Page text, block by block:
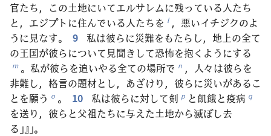
官たち，この土地にいてエルサレムに残っている人たち
と，エジプトに住んでいる人たちを l ，悪いイチジクのよ
うに見なす。
9
私は彼らに災難をもたらし，地上の全て
の王国が彼らについて見聞きして恐怖を抱くようにする
m 。私が彼らを追いやる全ての場所で n ，人々は彼らを
非難し，格言の題材とし，あざけり，彼らに災いがあるこ
とを願う o 。 10 私は彼らに対して剣 p と飢餓と疫病 q
を送り，彼らと父祖たちに与えた土地から滅ぼし去
る」』」。